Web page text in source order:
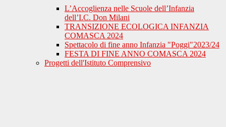
L’Accoglienza nelle Scuole dell’Infanzia
dell’I.C. Don Milani
TRANSIZIONE ECOLOGICA INFANZIA
COMASCA 2024
Spettacolo di fine anno Infanzia "Poggi"2023/24
FESTA DI FINE ANNO COMASCA 2024
Progetti dell'Istituto Comprensivo